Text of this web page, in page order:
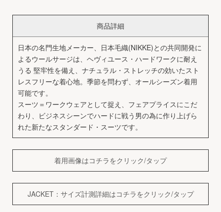
商品詳細
日本の名門生地メーカー、日本毛織(NIKKE)との共同開発に
よるウールサージは、ヘヴィユース・ハードワークに耐え
うる 堅牢性を備え、ナチュラル・ストレッチの効いたスト
レスフリーな着心地。季節を問わず、オールシーズン着用
可能です。
スーツ＝ワークウェアとして捉え、フェアプライスにこだ
わり、ビジネスシーンでハードに戦う男の為に作り上げら
れた新たなスタンダード・スーツです。
着用画像はコチラをクリック/タップ
JACKET：サイズ計測詳細はコチラをクリック/タップ